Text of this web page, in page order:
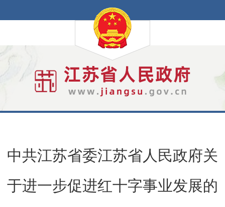
中共江苏省委江苏省人民政府关
于进一步促进红十字事业发展的